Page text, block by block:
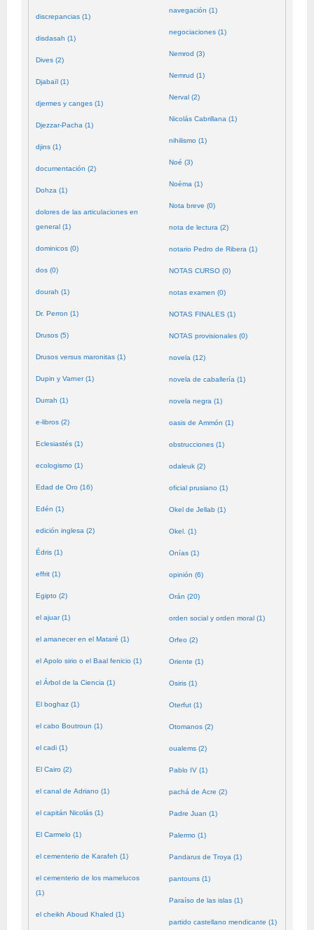
discrepancias (1)
disdasah (1)
Dives (2)
Djabaïl (1)
djermes y canges (1)
Djezzar-Pacha (1)
djins (1)
documentación (2)
Dohza (1)
dolores de las articulaciones en
general (1)
dominicos (0)
dos (0)
dourah (1)
Dr. Perron (1)
Drusos (5)
Drusos versus maronitas (1)
Dupin y Varner (1)
Durrah (1)
e-libros (2)
Eclesiastés (1)
ecologismo (1)
Edad de Oro (16)
Edén (1)
edición inglesa (2)
Édris (1)
effrit (1)
Egipto (2)
el ajuar (1)
el amanecer en el Mataré (1)
el Apolo sirio o el Baal fenicio (1)
el Árbol de la Ciencia (1)
El boghaz (1)
el cabo Boutroun (1)
el cadi (1)
El Cairo (2)
el canal de Adriano (1)
el capitán Nicolás (1)
El Carmelo (1)
el cementerio de Karafeh (1)
el cementerio de los mamelucos
(1)
el cheikh Aboud Khaled (1)
navegación (1)
negociaciones (1)
Nemrod (3)
Nemrud (1)
Nerval (2)
Nicolás Cabrillana (1)
nihilismo (1)
Noé (3)
Noéma (1)
Nota breve (0)
nota de lectura (2)
notario Pedro de Ribera (1)
NOTAS CURSO (0)
notas examen (0)
NOTAS FINALES (1)
NOTAS provisionales (0)
novela (12)
novela de caballería (1)
novela negra (1)
oasis de Ammón (1)
obstrucciones (1)
odaleuk (2)
oficial prusiano (1)
Okel de Jellab (1)
Okel. (1)
Onías (1)
opinión (6)
Orán (20)
orden social y orden moral (1)
Orfeo (2)
Oriente (1)
Osiris (1)
Oterfut (1)
Otomanos (2)
oualems (2)
Pablo IV (1)
pachá de Acre (2)
Padre Juan (1)
Palermo (1)
Pandarus de Troya (1)
pantouns (1)
Paraíso de las islas (1)
partido castellano mendicante (1)